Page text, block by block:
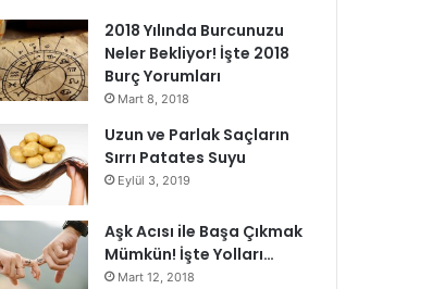
2018 Yılında Burcunuzu
Neler Bekliyor! İşte 2018
Burç Yorumları
Mart 8, 2018
Uzun ve Parlak Saçların
Sırrı Patates Suyu
Eylül 3, 2019
Aşk Acısı ile Başa Çıkmak
Mümkün! İşte Yolları…
Mart 12, 2018